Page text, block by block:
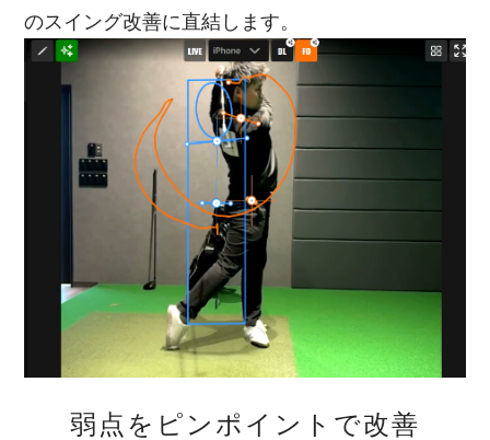
のスイング改善に直結します。
弱点をピンポイントで改善